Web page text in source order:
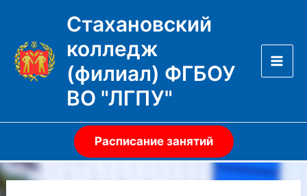
содержимому
Стахановский
колледж
(филиал) ФГБОУ
ВО "ЛГПУ"
Расписание занятий